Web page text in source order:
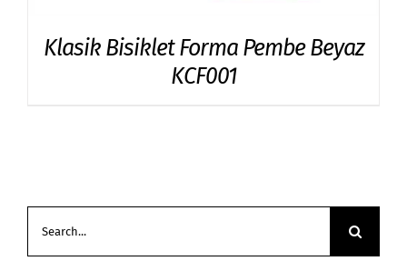
Klasik Bisiklet Forma Pembe Beyaz
KCF001